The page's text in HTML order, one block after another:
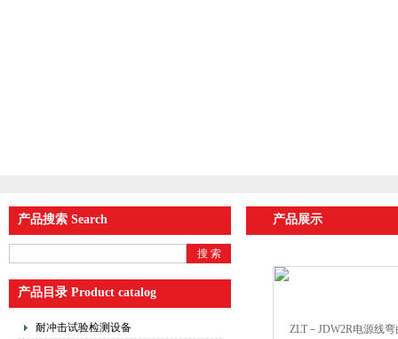
产品搜索 Search
产品目录 Product catalog
耐冲击试验检测设备
产品展示